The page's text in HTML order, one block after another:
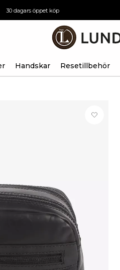
30 dagars öppet köp
Handskar Resetillbehör